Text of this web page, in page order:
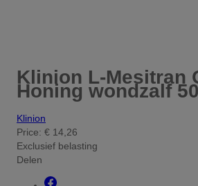
Klinion L-Mesitran
Honing wondzalf
Klinion
Price: € 14,26
Exclusief belasting
Delen